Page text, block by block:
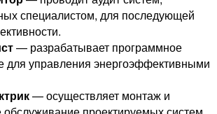
специалистом, для последующей
— разрабатывает программное
для управления энергоэффективными
— осуществляет монтаж и